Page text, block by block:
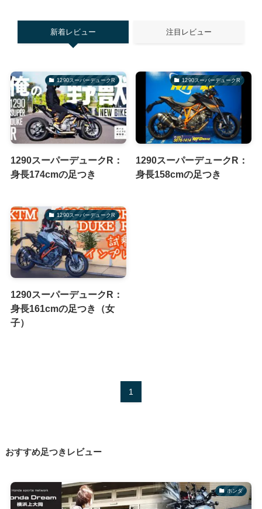
新着レビュー 注目レビュー
1290スーパーデュークR
1290スーパーデュークR：
身長174cmの足つき
1290スーパーデュークR
1290スーパーデュークR：
身長158cmの足つき
1290スーパーデュークR
1290スーパーデュークR：
身長161cmの足つき（女
子）
1
おすすめ足つきレビュー
ホンダ